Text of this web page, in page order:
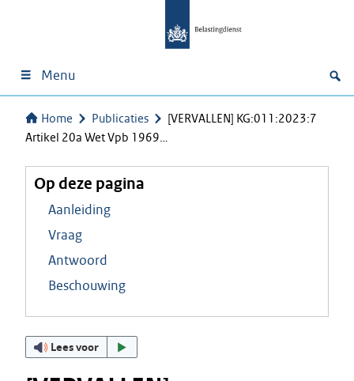
Menu
Home Publicaties
[VERVALLEN] KG:011:2023:7
Artikel 20a Wet Vpb 1969…
Op deze pagina
Aanleiding
Vraag
Antwoord
Beschouwing
Lees voor